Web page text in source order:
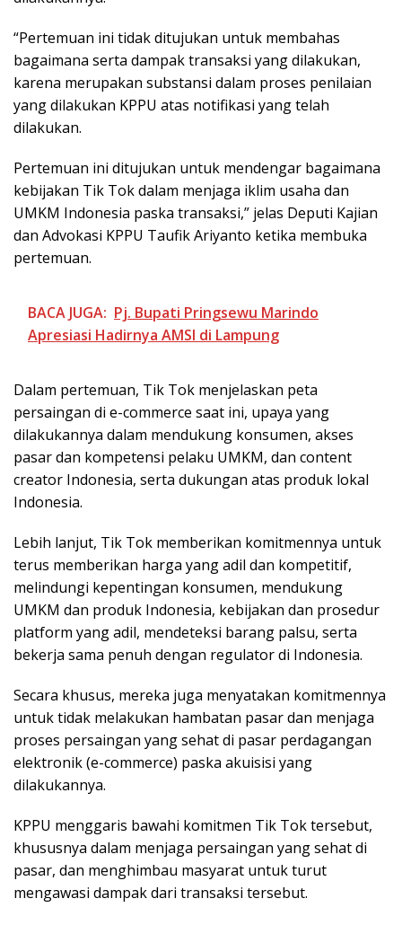
“Pertemuan ini tidak ditujukan untuk membahas
bagaimana serta dampak transaksi yang dilakukan,
karena merupakan substansi dalam proses penilaian
yang dilakukan KPPU atas notifikasi yang telah
dilakukan.
Pertemuan ini ditujukan untuk mendengar bagaimana
kebijakan Tik Tok dalam menjaga iklim usaha dan
UMKM Indonesia paska transaksi,” jelas Deputi Kajian
dan Advokasi KPPU Taufik Ariyanto ketika membuka
pertemuan.
BACA JUGA: Pj. Bupati Pringsewu Marindo
Apresiasi Hadirnya AMSI di Lampung
Dalam pertemuan, Tik Tok menjelaskan peta
persaingan di e-commerce saat ini, upaya yang
dilakukannya dalam mendukung konsumen, akses
pasar dan kompetensi pelaku UMKM, dan content
creator Indonesia, serta dukungan atas produk lokal
Indonesia.
Lebih lanjut, Tik Tok memberikan komitmennya untuk
terus memberikan harga yang adil dan kompetitif,
melindungi kepentingan konsumen, mendukung
UMKM dan produk Indonesia, kebijakan dan prosedur
platform yang adil, mendeteksi barang palsu, serta
bekerja sama penuh dengan regulator di Indonesia.
Secara khusus, mereka juga menyatakan komitmennya
untuk tidak melakukan hambatan pasar dan menjaga
proses persaingan yang sehat di pasar perdagangan
elektronik (e-commerce) paska akuisisi yang
dilakukannya.
KPPU menggaris bawahi komitmen Tik Tok tersebut,
khususnya dalam menjaga persaingan yang sehat di
pasar, dan menghimbau masyarat untuk turut
mengawasi dampak dari transaksi tersebut.